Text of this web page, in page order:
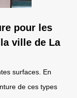
pour les
ville de La
surfaces. En
de ces types